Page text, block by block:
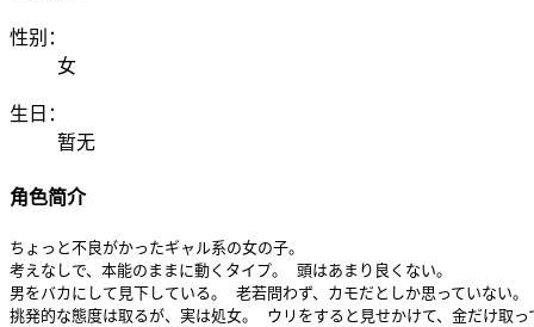
性别：
女
生日：
暂无
角色简介
ちょっと不良がかったギャル系の女の子。
考えなしで、本能のままに動くタイプ。 頭はあまり良くない。
男をバカにして見下している。 老若問わず、カモだとしか思っていない。
挑発的な態度は取るが、実は処女。 ウリをすると見せかけて、金だけ取っ